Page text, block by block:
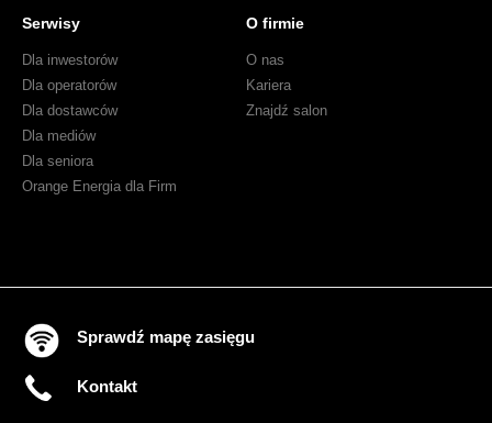
Serwisy
Dla inwestorów
Dla operatorów
Dla dostawców
Dla mediów
Dla seniora
Orange Energia dla Firm
O firmie
O nas
Kariera
Znajdź salon
Sprawdź mapę zasięgu
Kontakt